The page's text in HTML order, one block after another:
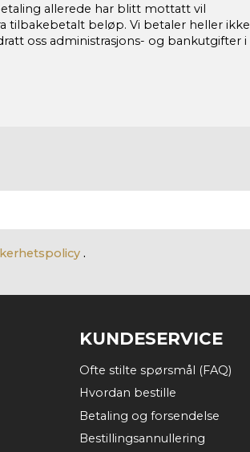
allerede har blitt mottatt vil
tilbakebetalt beløp. Vi betaler heller ikke
oss administrasjons- og bankutgifter i
.
KUNDESERVICE
Ofte stilte spørsmål (FAQ)
Hvordan bestille
Betaling og forsendelse
Bestillingsannullering